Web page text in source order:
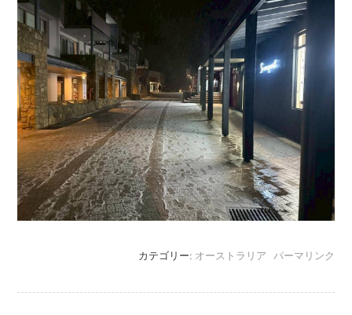
カテゴリー: オーストラリア パーマリンク